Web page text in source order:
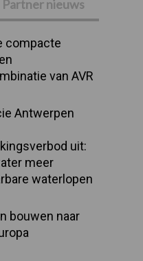
Partner nieuws
compacte
van AVR
Antwerpen
uit:
meer
waterlopen
bouwen naar